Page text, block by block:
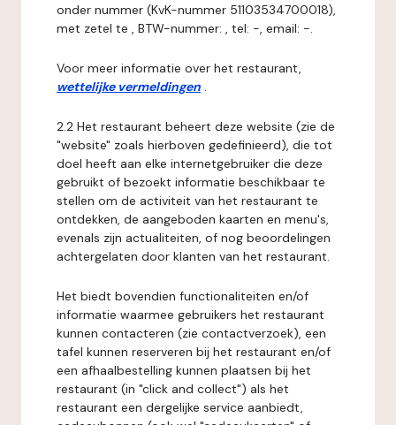
onder nummer (KvK-nummer 51103534700018),
met zetel te , BTW-nummer: , tel: -, email: -.
Voor meer informatie over het restaurant,
wettelijke vermeldingen .
2.2 Het restaurant beheert deze website (zie de
"website" zoals hierboven gedefinieerd), die tot
doel heeft aan elke internetgebruiker die deze
gebruikt of bezoekt informatie beschikbaar te
stellen om de activiteit van het restaurant te
ontdekken, de aangeboden kaarten en menu's,
evenals zijn actualiteiten, of nog beoordelingen
achtergelaten door klanten van het restaurant.
Het biedt bovendien functionaliteiten en/of
informatie waarmee gebruikers het restaurant
kunnen contacteren (zie contactverzoek), een
tafel kunnen reserveren bij het restaurant en/of
een afhaalbestelling kunnen plaatsen bij het
restaurant (in "click and collect") als het
restaurant een dergelijke service aanbiedt,